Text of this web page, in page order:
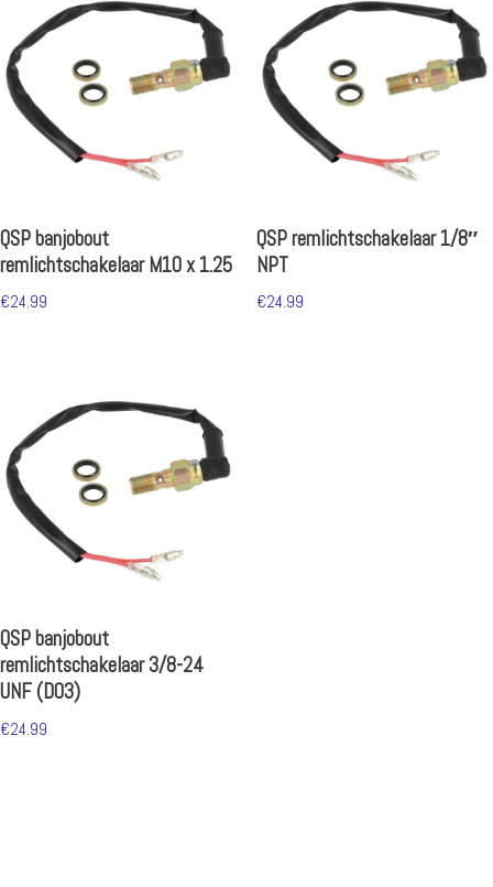
QSP banjobout
remlichtschakelaar M10 x 1.25
€24.99
QSP remlichtschakelaar 1/8″
NPT
€24.99
QSP banjobout
remlichtschakelaar 3/8-24
UNF (D03)
€24.99